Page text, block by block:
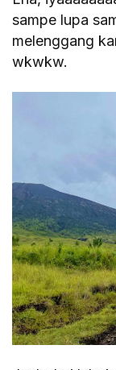
sampe lupa
melenggang
wkwkw.